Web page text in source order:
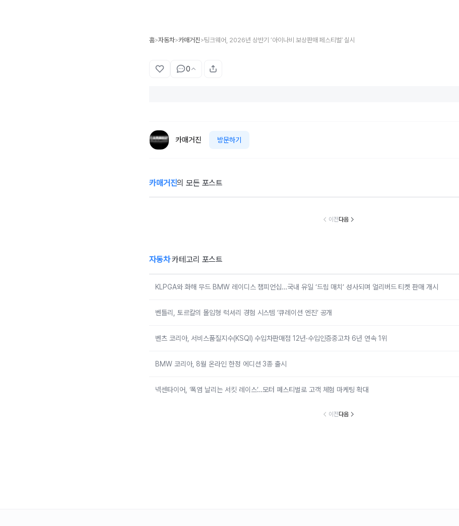
홈>자동차>카매거진 >팅크웨어, 2026년 상반기 ‘아이나비 보상판매 페스티벌’ 실시
0
카매거진 방문하기
카매거진의 모든 포스트
KLPGA와 화해
벤틀리, 토르칼의
벤츠 코리아, 서비
I) 수입차판매점 1
BMW 코리아, 8
디션 3종 출시
넥센타이어, ‘폭염
이전다음
자동차카테고리 포스트
KLPGA와 화해 무드 BMW 레이디스 챔피언십…국내 유일 ‘드림 매치’ 성사되며 얼리버드 티켓 판매 개시
벤틀리, 토르칼의 몰입형 럭셔리 경험 시스템 ‘큐레이션 엔진’ 공개
벤츠 코리아, 서비스품질지수(KSQI) 수입차판매점 12년·수입인증중고차 6년 연속 1위
BMW 코리아, 8월 온라인 한정 에디션 3종 출시
넥센타이어, ‘폭염 날리는 서킷 레이스’…모터 페스티벌로 고객 체험 마케팅 확대
이전다음